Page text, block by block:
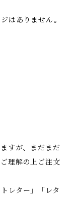
はありません。
すが、まだまだ
理解の上ご注文
レター」「レタ